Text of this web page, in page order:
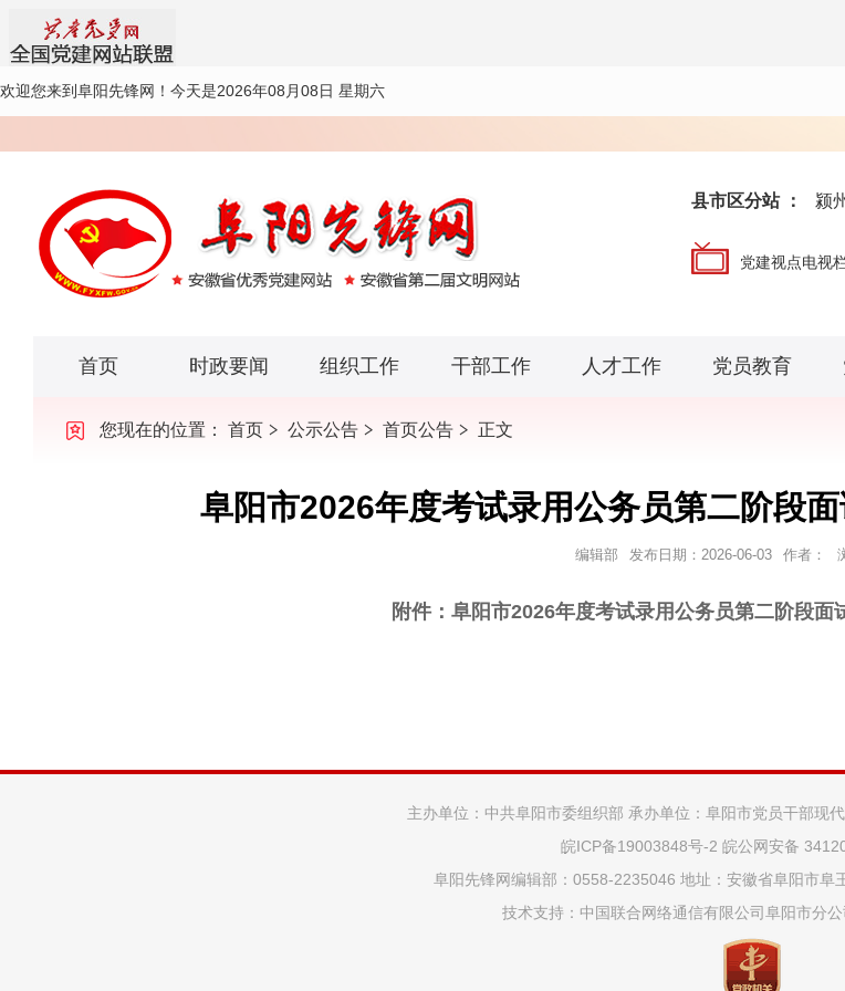
欢迎您来到阜阳先锋网！ 今天是2026年08月08日 星期六
县市区分站 ： 颍
党建视点电视
首页 时政要闻 组织工作 干部工作 人才工作 党员教育
您现在的位置： 首页 公示公告 首页公告 正文
阜阳市2026年度考试录用公务员第二阶段
编辑部 发布日期： 2026-06-03 作者：
附件： 阜阳市2026年度考试录用公务员第二阶段面
主办单位：中共阜阳市委组织部 承办单位：阜阳市党员干部现
皖ICP备19003848号-2 皖公网安备
阜阳先锋网编辑部：0558-2235046 地址：安徽省阜阳市阜
技术支持：中国联合网络通信有限公司阜阳市分公